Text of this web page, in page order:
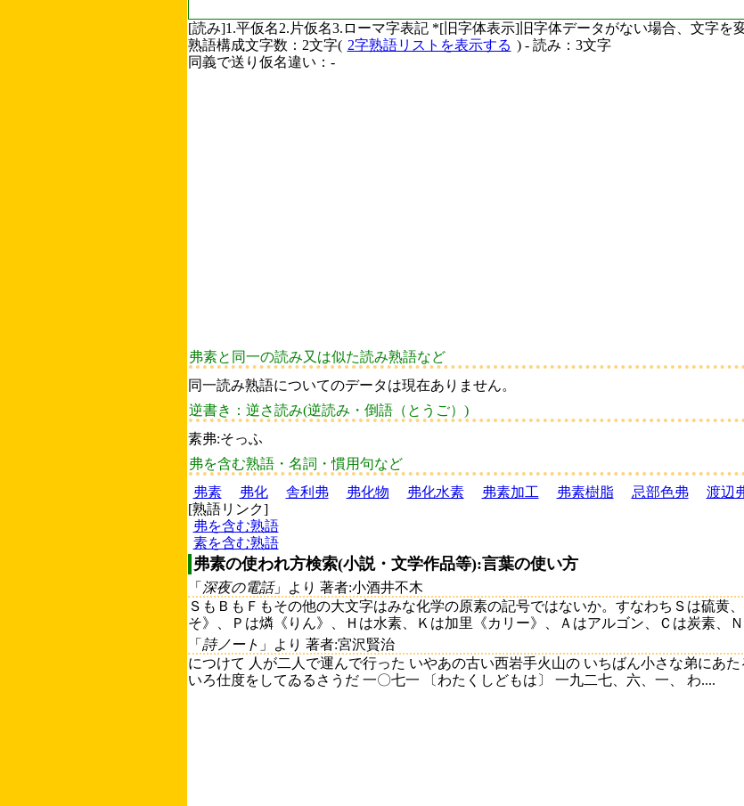
[読み]1.平仮名2.片仮名3.ローマ字表記 *[旧字体表示]旧字体データがない場合、文字を
熟語構成文字数：2文字( 2字熟語リストを表示する ) - 読み：3文字
同義で送り仮名違い：-
弗素と同一の読み又は似た読み熟語など
同一読み熟語についてのデータは現在ありません。
逆書き：逆さ読み(逆読み・倒語（とうご）)
素弗:そっふ
弗を含む熟語・名詞・慣用句など
弗素
弗化 舎利弗 弗化物 弗化水素 弗素加工 弗素樹脂 忌部色弗 渡辺
[熟語リンク]
弗を含む熟語
素を含む熟語
弗素の使われ方検索(小説・文学作品等):言葉の使い方
「 深夜の電話」より 著者:小酒井不木
ＳもＢもＦもその他の大文字はみな化学の原素の記号ではないか。すなわちＳは硫黄
そ》、Ｐは燐《りん》、Ｈは水素、Ｋは加里《カリー》、Ａはアルゴン、Ｃは炭素、
「 詩ノート 」より 著者:宮沢賢治
につけて 人が二人で運んで行った いやあの古い西岩手火山の いちばん小さな弟にあ
いろ仕度をしてゐるさうだ 一〇七一 〔わたくしどもは〕 一九二七、六、一、 わ....